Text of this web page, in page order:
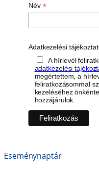
Név *
Adatkezelési
A hírlevél
adatkezelési
megértettem, a
feliratkozásommal
kezeléséhez
hozzájárulok.
Eseménynaptár